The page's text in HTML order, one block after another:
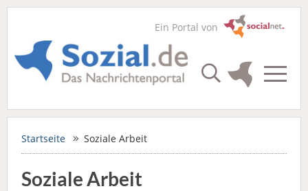
Ein Portal von
Startseite Soziale Arbeit
Soziale Arbeit